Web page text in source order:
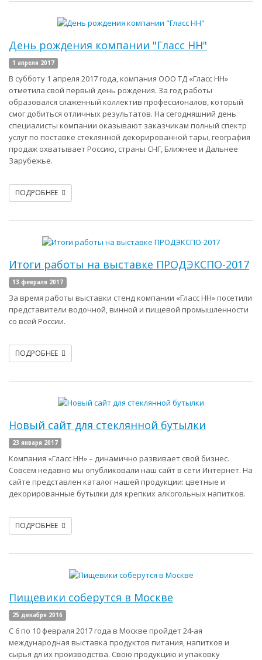
День рождения компании "Гласс НН"
1 апреля 2017
В субботу 1 апреля 2017 года, компания ООО ТД «Гласс НН»
отметила свой первый день рождения. За год работы
образовался слаженный коллектив профессионалов, который
смог добиться отличных результатов. На сегодняшний день
специалисты компании оказывают заказчикам полный спектр
услуг по поставке стеклянной декорированной тары, география
продаж охватывает Россию, страны СНГ, Ближнее и Дальнее
Зарубежье.
ПОДРОБНЕЕ
Итоги работы на выставке ПРОДЭКСПО-2017
13 февраля 2017
За время работы выставки стенд компании «Гласс НН» посетили
представители водочной, винной и пищевой промышленности
со всей России.
ПОДРОБНЕЕ
Новый сайт для стеклянной бутылки
23 января 2017
Компания «Гласс НН» – динамично развивает свой бизнес.
Совсем недавно мы опубликовали наш сайт в сети Интернет. На
сайте представлен каталог нашей продукции: цветные и
декорированные бутылки для крепких алкогольных напитков.
ПОДРОБНЕЕ
Пищевики соберутся в Москве
25 декабря 2016
С 6 по 10 февраля 2017 года в Москве пройдет 24-ая
международная выставка продуктов питания, напитков и
сырья дл их производства. Свою продукцию и упаковку